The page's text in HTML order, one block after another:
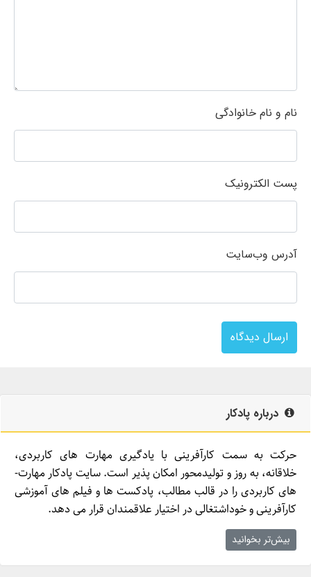
نام و نام خانوادگی
پست الکترونیک
آدرس وب‌سایت
ارسال دیدگاه
درباره پادکار
حرکت به سمت کارآفرینی با یادگیری مهارت­ های کاربردی،
خلاقانه، به روز و تولیدمحور امکان­ پذیر است. سایت پادکار مهارت­
های کاربردی را در قالب مطالب، پادکست­ ها و فیلم ­های آموزشی
کارآفرینی و خوداشتغالی در اختیار علاقمندان قرار می ­دهد.
بیش‌تر بخوانید